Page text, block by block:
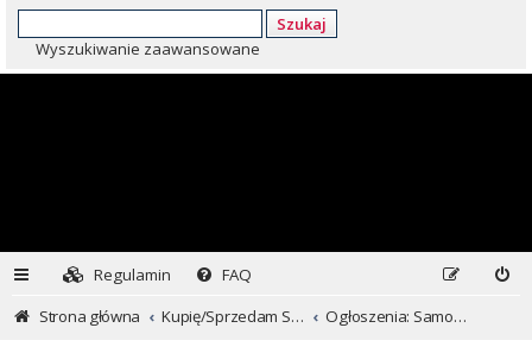
Szukaj
Wyszukiwanie zaawansowane
Regulamin
FAQ
Strona główna
Kupię/Sprzedam Subaru i nie tylko... Ogłoszenia: Samochody